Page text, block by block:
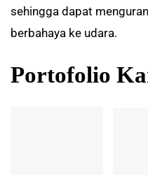
sehingga dapat
berbahaya ke udara.
Portofolio